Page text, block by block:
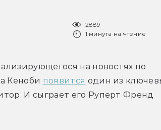
2889
1 минута на чтение
на новостях по
Кеноби появится один из
И сыграет его Руперт Френд